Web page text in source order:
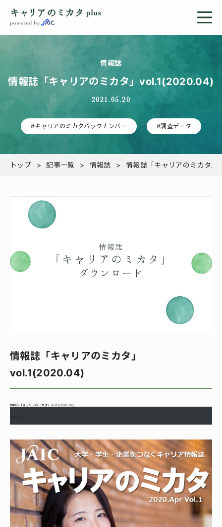
情報誌
情報誌「キャリアのミカタ」vol.1(2020.04)
2021.05.20
#キャリアのミカタバックナンバー #調査データ
トップ 記事一覧 情報誌 情報誌「キャリアのミカタ
情報誌「キャリアのミカタ」
vol.1(2020.04)
情報誌「キャリアのミカタ」vol.1(2020.04)
ダウンロード